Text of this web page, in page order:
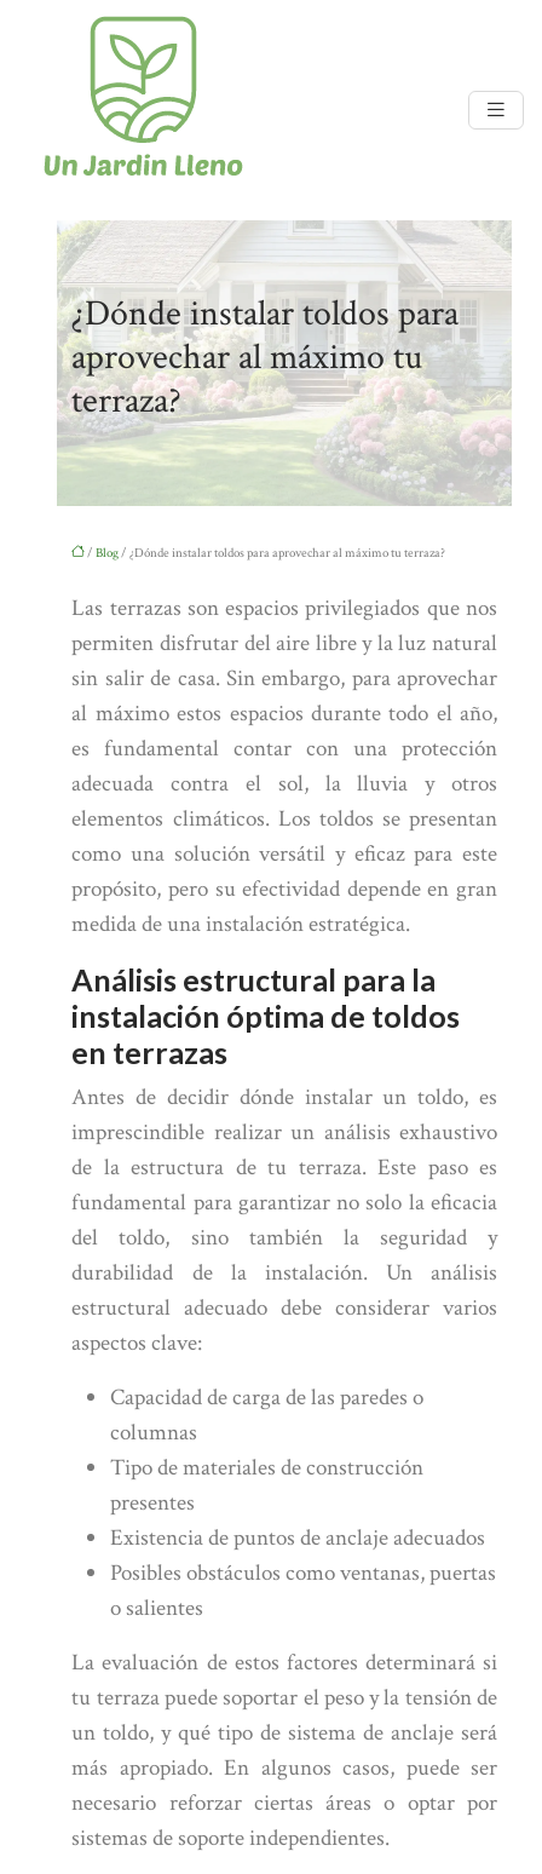
¿Dónde instalar toldos para
aprovechar al máximo tu
terraza?
/Blog/ ¿Dónde instalar toldos para aprovechar al máximo tu terraza?
Las terrazas son espacios privilegiados que nos
permiten disfrutar del aire libre y la luz natural
sin salir de casa. Sin embargo, para aprovechar
al máximo estos espacios durante todo el año,
es fundamental contar con una protección
adecuada contra el sol, la lluvia y otros
elementos climáticos. Los toldos se presentan
como una solución versátil y eficaz para este
propósito, pero su efectividad depende en gran
medida de una instalación estratégica.
Análisis estructural para la
instalación óptima de toldos
en terrazas
Antes de decidir dónde instalar un toldo, es
imprescindible realizar un análisis exhaustivo
de la estructura de tu terraza. Este paso es
fundamental para garantizar no solo la eficacia
del toldo, sino también la seguridad y
durabilidad de la instalación. Un análisis
estructural adecuado debe considerar varios
aspectos clave:
Capacidad de carga de las paredes o
columnas
Tipo de materiales de construcción
presentes
Existencia de puntos de anclaje adecuados
Posibles obstáculos como ventanas, puertas
o salientes
La evaluación de estos factores determinará si
tu terraza puede soportar el peso y la tensión de
un toldo, y qué tipo de sistema de anclaje será
más apropiado. En algunos casos, puede ser
necesario reforzar ciertas áreas o optar por
sistemas de soporte independientes.